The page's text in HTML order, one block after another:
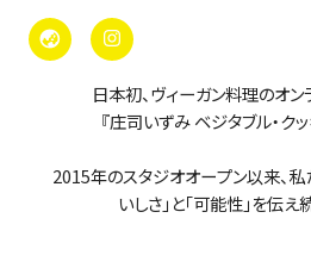
日本初、ヴィーガン料理のオ
『庄司いずみ ベジタブル・ク
2015年のスタジオオープン以来、私
いしさ」と「可能性」を伝え